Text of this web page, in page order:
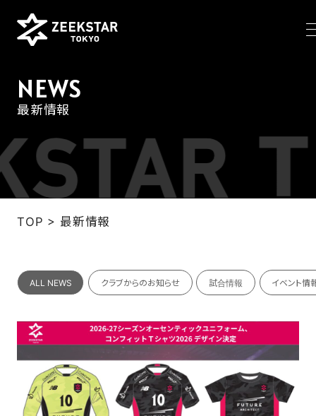
NEWS
TEAM
SCHEDULE
TICKET
ホーム戦一覧
会場（座席・価格表）
チケット購入方法
NEWS
最新情報
TOP > 最新情報
ALL NEWS クラブからのお知らせ 試合情報 イベント情